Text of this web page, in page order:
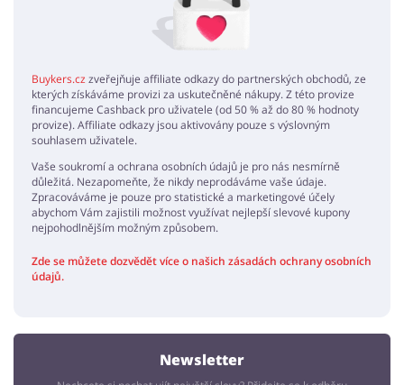
Buykers.cz zveřejňuje affiliate odkazy do partnerských obchodů, ze
kterých získáváme provizi za uskutečněné nákupy. Z této provize
financujeme Cashback pro uživatele (od 50 % až do 80 % hodnoty
provize). Affiliate odkazy jsou aktivovány pouze s výslovným
souhlasem uživatele.
Vaše soukromí a ochrana osobních údajů je pro nás nesmírně
důležitá. Nezapomeňte, že nikdy neprodáváme vaše údaje.
Zpracováváme je pouze pro statistické a marketingové účely
abychom Vám zajistili možnost využívat nejlepší slevové kupony
nejpohodlnějším možným způsobem.
Zde se můžete dozvědět více o našich zásadách ochrany osobních
údajů.
Newsletter